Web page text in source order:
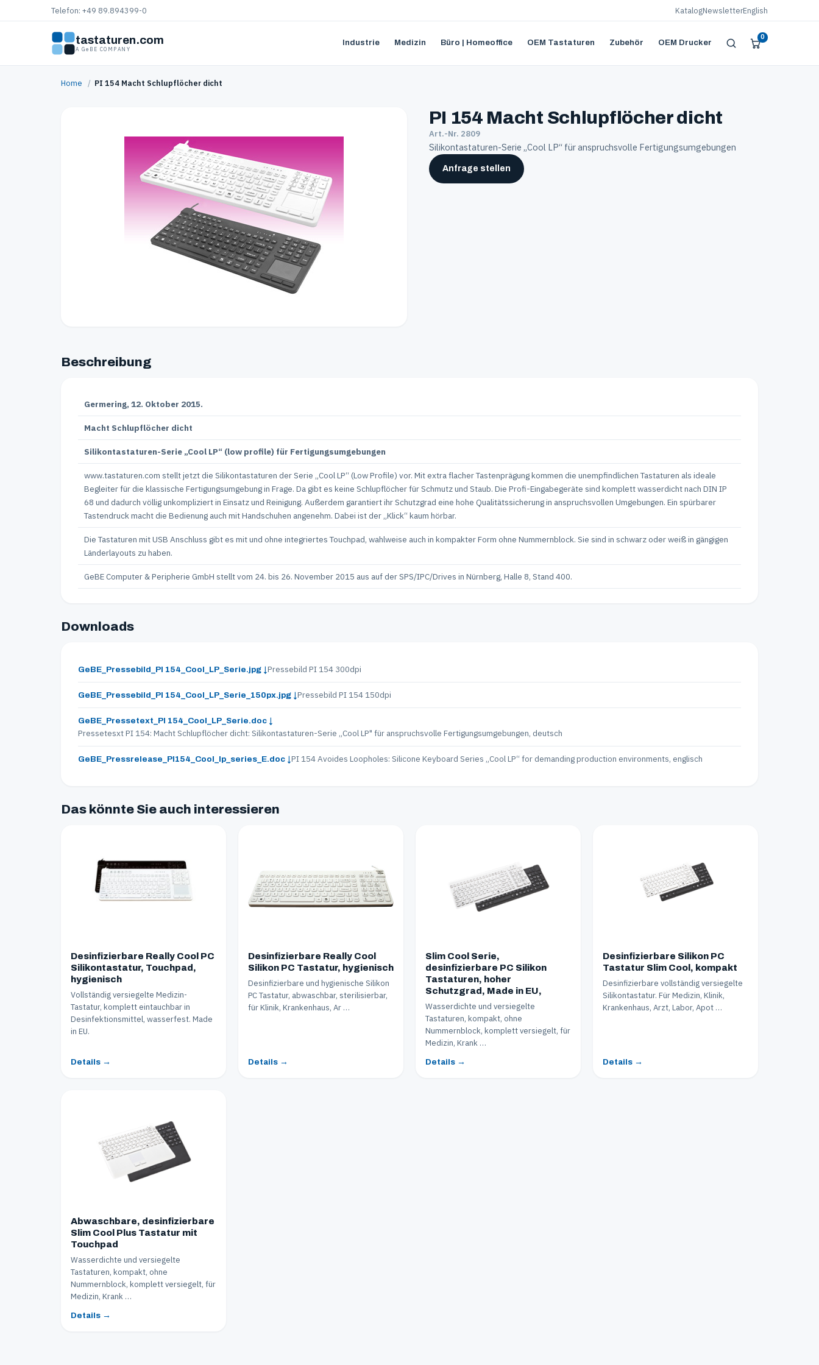
Telefon: +49 89.894399-0 KatalogNewsletterEnglish
tastaturen.com
A GeBE COMPANY
Industrie Medizin Büro | Homeoffice OEM Tastaturen Zubehör OEM Drucker
0
Home / PI 154 Macht Schlupflöcher dicht
PI 154 Macht Schlupflöcher dicht
Art.-Nr. 2809
Silikontastaturen-Serie „Cool LP“ für anspruchsvolle Fertigungsumgebungen
Anfrage stellen
Beschreibung
Germering, 12. Oktober 2015.
Macht Schlupflöcher dicht
Silikontastaturen-Serie „Cool LP“ (low profile) für Fertigungsumgebungen
www.tastaturen.com stellt jetzt die Silikontastaturen der Serie „Cool LP“ (Low Profile) vor. Mit extra flacher Tastenprägung kommen die unempfindlichen Tastaturen als ideale
Begleiter für die klassische Fertigungsumgebung in Frage. Da gibt es keine Schlupflöcher für Schmutz und Staub. Die Profi-Eingabegeräte sind komplett wasserdicht nach DIN IP
68 und dadurch völlig unkompliziert in Einsatz und Reinigung. Außerdem garantiert ihr Schutzgrad eine hohe Qualitätssicherung in anspruchsvollen Umgebungen. Ein spürbarer
Tastendruck macht die Bedienung auch mit Handschuhen angenehm. Dabei ist der „Klick“ kaum hörbar.
Die Tastaturen mit USB Anschluss gibt es mit und ohne integriertes Touchpad, wahlweise auch in kompakter Form ohne Nummernblock. Sie sind in schwarz oder weiß in gängigen
Länderlayouts zu haben.
GeBE Computer & Peripherie GmbH stellt vom 24. bis 26. November 2015 aus auf der SPS/IPC/Drives in Nürnberg, Halle 8, Stand 400.
Downloads
GeBE_Pressebild_PI 154_Cool_LP_Serie.jpg ↓ Pressebild PI 154 300dpi
GeBE_Pressebild_PI 154_Cool_LP_Serie_150px.jpg ↓ Pressebild PI 154 150dpi
GeBE_Pressetext_PI 154_Cool_LP_Serie.doc ↓
Pressetesxt PI 154: Macht Schlupflöcher dicht: Silikontastaturen-Serie „Cool LP" für anspruchsvolle Fertigungsumgebungen, deutsch
GeBE_Pressrelease_PI154_Cool_lp_series_E.doc ↓ PI 154 Avoides Loopholes: Silicone Keyboard Series „Cool LP“ for demanding production environments, englisch
Das könnte Sie auch interessieren
Desinfizierbare Really Cool PC
Silikontastatur, Touchpad,
hygienisch
Vollständig versiegelte Medizin-
Tastatur, komplett eintauchbar in
Desinfektionsmittel, wasserfest. Made
in EU.
Details →
Desinfizierbare Really Cool
Silikon PC Tastatur, hygienisch
Desinfizierbare und hygienische Silikon
PC Tastatur, abwaschbar, sterilisierbar,
für Klinik, Krankenhaus, Ar …
Details →
Slim Cool Serie,
desinfizierbare PC Silikon
Tastaturen, hoher
Schutzgrad, Made in EU,
Wasserdichte und versiegelte
Tastaturen, kompakt, ohne
Nummernblock, komplett versiegelt, für
Medizin, Krank …
Details →
Desinfizierbare Silikon PC
Tastatur Slim Cool, kompakt
Desinfizierbare vollständig versiegelte
Silikontastatur. Für Medizin, Klinik,
Krankenhaus, Arzt, Labor, Apot …
Details →
Abwaschbare, desinfizierbare
Slim Cool Plus Tastatur mit
Touchpad
Wasserdichte und versiegelte
Tastaturen, kompakt, ohne
Nummernblock, komplett versiegelt, für
Medizin, Krank …
Details →